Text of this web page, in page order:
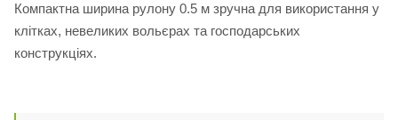
Компактна ширина рулону 0.5 м зручна для використання у
клітках, невеликих вольєрах та господарських
конструкціях.